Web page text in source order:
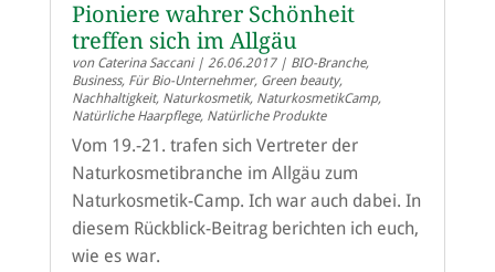
Pioniere wahrer Schönheit
treffen sich im Allgäu
von Caterina Saccani| 26.06.2017| BIO-Branche,
Business, Für Bio-Unternehmer, Green beauty,
Nachhaltigkeit, Naturkosmetik, NaturkosmetikCamp,
Natürliche Haarpflege, Natürliche Produkte
Vom 19.-21. trafen sich Vertreter der
Naturkosmetibranche im Allgäu zum
Naturkosmetik-Camp. Ich war auch dabei. In
diesem Rückblick-Beitrag berichten ich euch,
wie es war.